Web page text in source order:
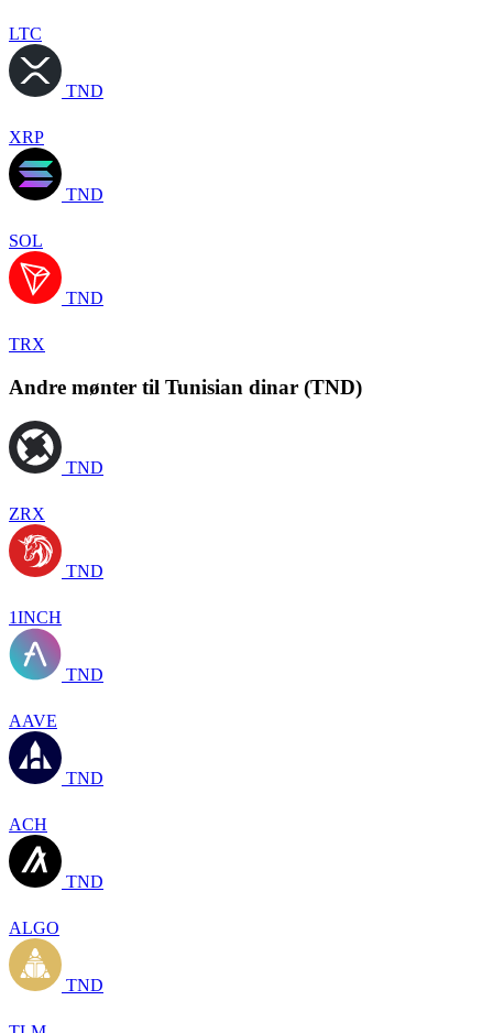
LTC
TND
XRP
TND
SOL
TND
TRX
Andre mønter til Tunisian dinar (TND)
TND
ZRX
TND
1INCH
TND
AAVE
TND
ACH
TND
ALGO
TND